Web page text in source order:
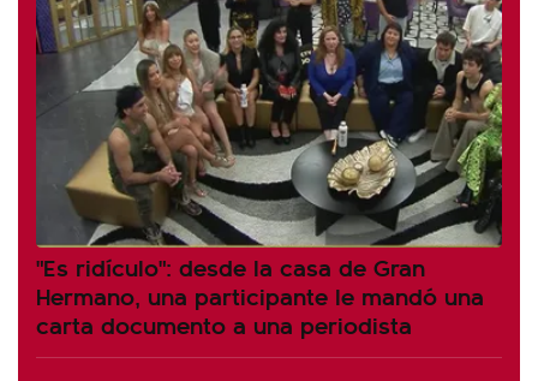
"Es ridículo": desde la casa de Gran
Hermano, una participante le mandó una
carta documento a una periodista